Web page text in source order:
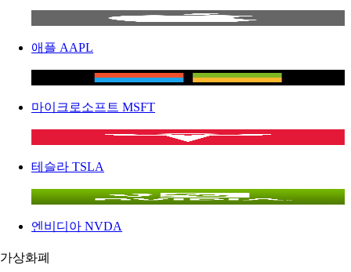
애플 AAPL
마이크로소프트 MSFT
테슬라 TSLA
엔비디아 NVDA
가상화폐